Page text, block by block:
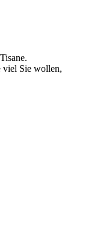
Sie wollen,